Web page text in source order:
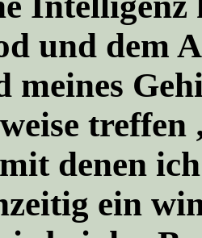
und dem
meines
treffen
denen
ein